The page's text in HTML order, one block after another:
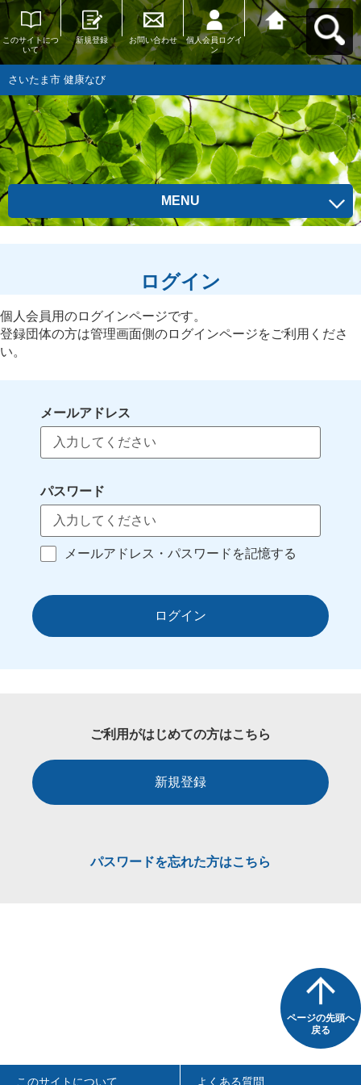
このサイトにつ
いて
新規登録 お問い合わせ
個人会員ログイ
ン
さいたま市 健康
なびへ戻る
さいたま市 健康なび
MENU
ログイン
個人会員用のログインページです。
登録団体の方は管理画面側のログインページをご利用くださ
い。
メールアドレス
パスワード
メールアドレス・パスワードを記憶する
ログイン
ご利用がはじめての方はこちら
新規登録
パスワードを忘れた方はこちら
ページの先頭へ
戻る
このサイトについて よくある質問